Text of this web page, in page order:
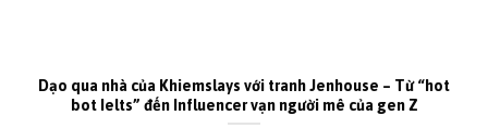
Dạo qua nhà của Khiemslays với tranh Jenhouse – Từ “hot
bot Ielts” đến Influencer vạn người mê của gen Z